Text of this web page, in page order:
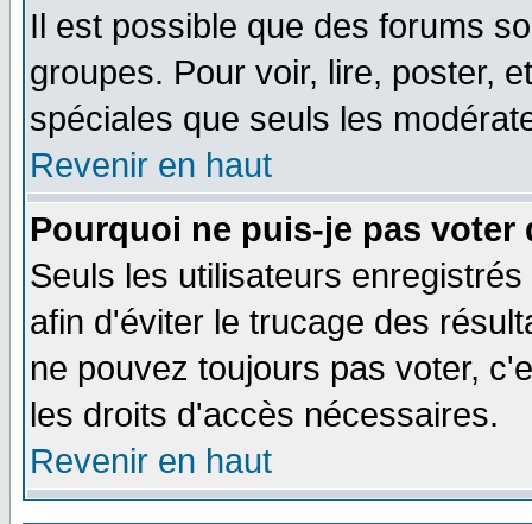
Il est possible que des forums
groupes. Pour voir, lire, poster,
spéciales que seuls les
Revenir en haut
Pourquoi ne puis-je pas voter
Seuls les utilisateurs
afin d'éviter le trucage des
ne pouvez toujours pas voter,
les droits d'accès nécessaires.
Revenir en haut